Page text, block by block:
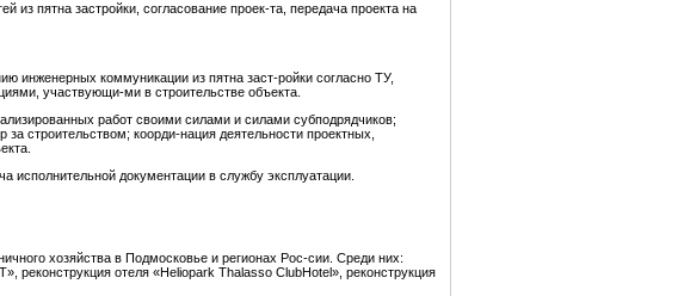
из пятна застройки, согласование проек-та, передача проекта на
инженерных коммуникации из пятна заст-ройки согласно ТУ,
участвующи-ми в строительстве объекта.
работ своими силами и силами субподрядчиков;
строительством; коорди-нация деятельности проектных,
исполнительной документации в службу эксплуатации.
хозяйства в Подмосковье и регионах Рос-сии. Среди них:
реконструкция отеля «Heliopark Thalasso ClubHotel», реконструкция